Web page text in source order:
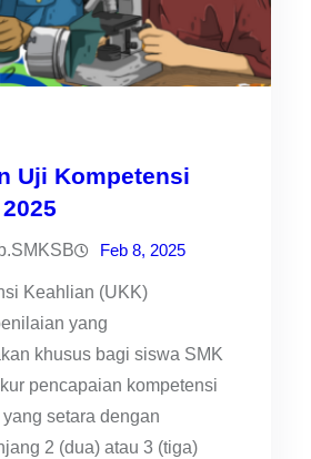
Uji Kompetensi
Feb 8, 2025
Keahlian (UKK)
yang
khusus bagi siswa SMK
pencapaian kompetensi
setara dengan
2 (dua) atau 3 (tiga)